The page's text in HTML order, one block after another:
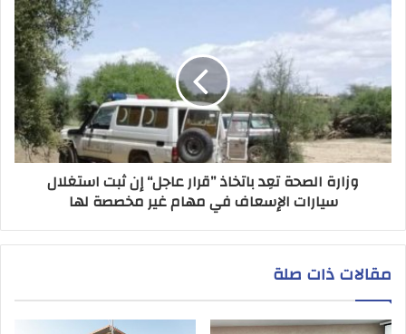
وزارة الصحة تعِد باتخاذ ”قرار عاجل“ إن ثبت استغلال
سيارات الإسعاف في مهام غير مخصصة لها
مقالات ذات صلة